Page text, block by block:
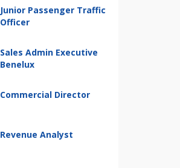
Junior Passenger Traffic
Officer
Sales Admin Executive
Benelux
Commercial Director
Revenue Analyst